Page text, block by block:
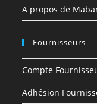
A propos de
Fournisseurs
Compte
Adhésion